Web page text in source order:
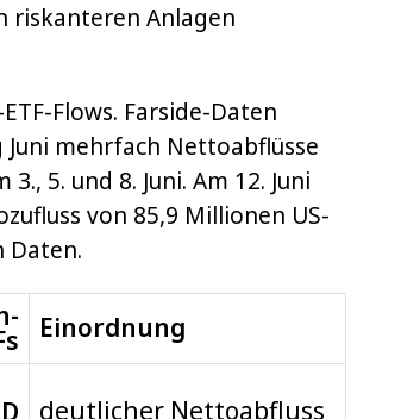
riskanteren Anlagen
Flows. Farside-Daten
Juni mehrfach Nettoabflüsse
5. und 8. Juni. Am 12. Juni
von 85,9 Millionen US-
Daten.
Einordnung
deutlicher Nettoabfluss